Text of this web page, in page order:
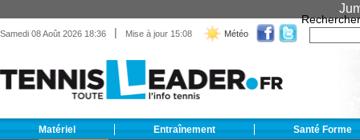
Samedi 08 Août 2026 18:36 | Mise à jour 15:08 Météo
Rechercher
Matériel Entraînement Santé Forme